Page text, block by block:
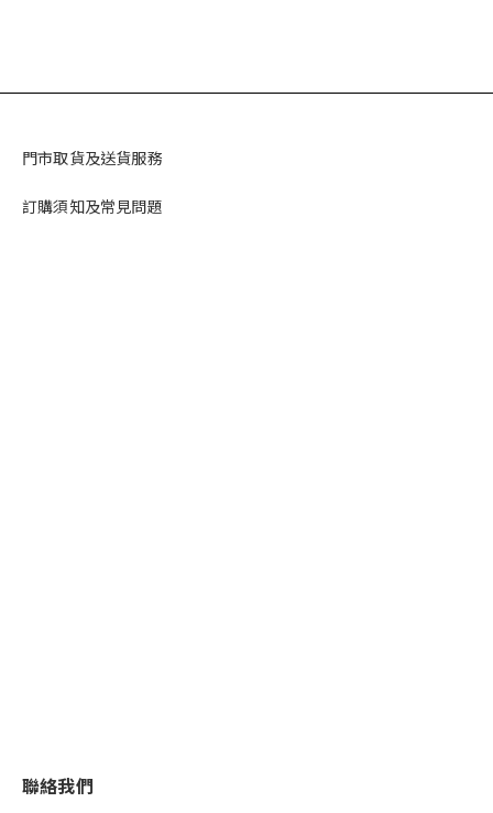
門市取貨及送貨服務
訂購須知及常見問題
聯絡我們